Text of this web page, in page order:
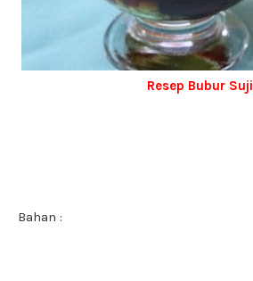
Resep Bubur Suji
Bahan :